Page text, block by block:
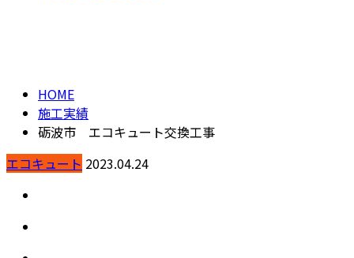
HOME
施工実績
砺波市 エコキュート交換工事
エコキュート 2023.04.24